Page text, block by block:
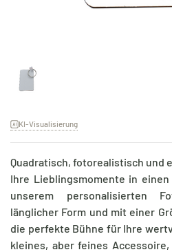
KI-Visualisierung
Quadratisch, fotorealistisch und
Ihre Lieblingsmomente in
unserem personalisierten
länglicher Form und mit einer
die perfekte Bühne für Ihre
kleines, aber feines